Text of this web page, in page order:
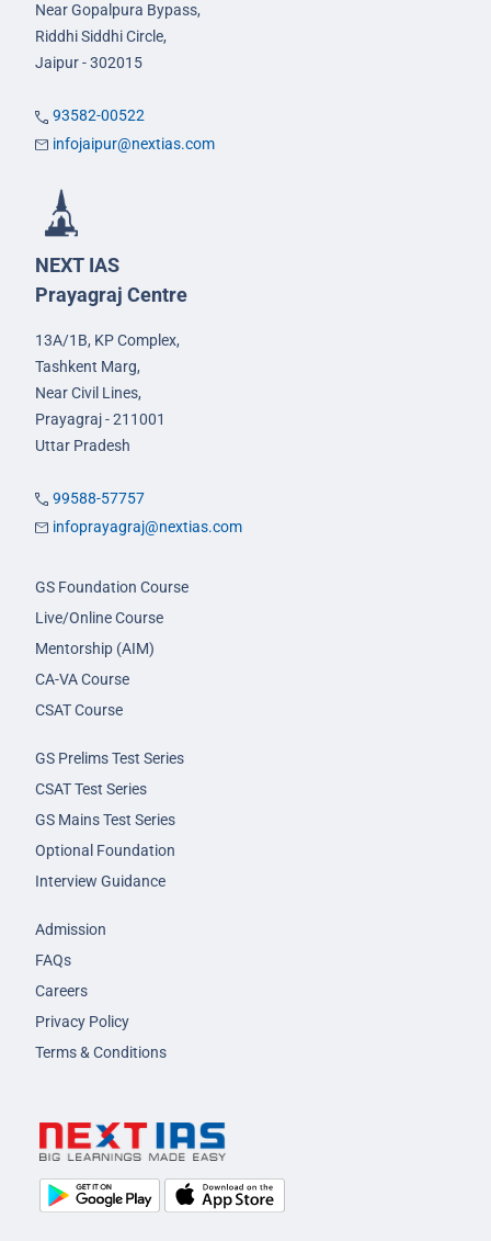
Near Gopalpura Bypass,
Riddhi Siddhi Circle,
Jaipur - 302015
93582-00522
infojaipur@nextias.com
NEXT IAS
Prayagraj Centre
13A/1B, KP Complex,
Tashkent Marg,
Near Civil Lines,
Prayagraj - 211001
Uttar Pradesh
99588-57757
infoprayagraj@nextias.com
GS Foundation Course
Live/Online Course
Mentorship (AIM)
CA-VA Course
CSAT Course
GS Prelims Test Series
CSAT Test Series
GS Mains Test Series
Optional Foundation
Interview Guidance
Admission
FAQs
Careers
Privacy Policy
Terms & Conditions